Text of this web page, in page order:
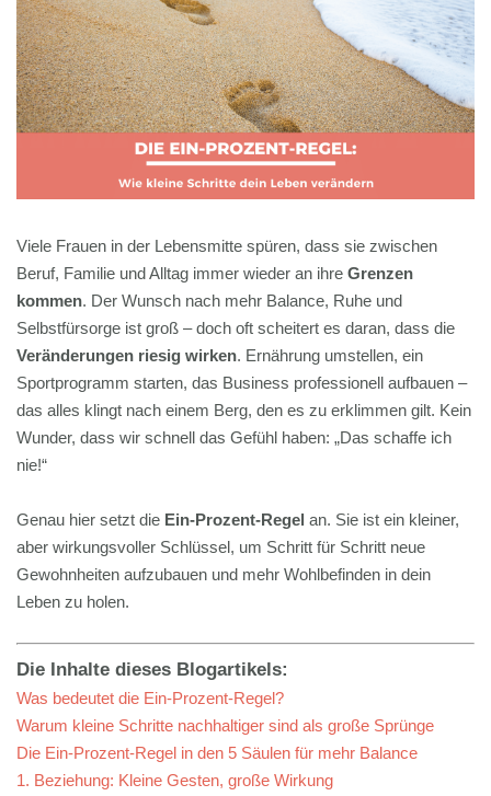
Viele Frauen in der Lebensmitte spüren, dass sie zwischen
Beruf, Familie und Alltag immer wieder an ihre Grenzen
kommen. Der Wunsch nach mehr Balance, Ruhe und
Selbstfürsorge ist groß – doch oft scheitert es daran, dass die
Veränderungen riesig wirken. Ernährung umstellen, ein
Sportprogramm starten, das Business professionell aufbauen –
das alles klingt nach einem Berg, den es zu erklimmen gilt. Kein
Wunder, dass wir schnell das Gefühl haben: „Das schaffe ich
nie!“
Genau hier setzt die Ein-Prozent-Regel an. Sie ist ein kleiner,
aber wirkungsvoller Schlüssel, um Schritt für Schritt neue
Gewohnheiten aufzubauen und mehr Wohlbefinden in dein
Leben zu holen.
Die Inhalte dieses Blogartikels:
Was bedeutet die Ein-Prozent-Regel?
Warum kleine Schritte nachhaltiger sind als große Sprünge
Die Ein-Prozent-Regel in den 5 Säulen für mehr Balance
1. Beziehung: Kleine Gesten, große Wirkung